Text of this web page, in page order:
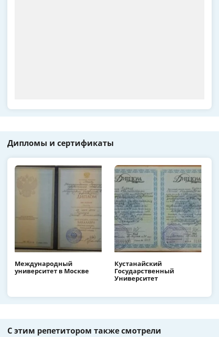
Дипломы и сертификаты
Международный
университет в Москве
Кустанайский
Государственный
Университет
С этим репетитором также смотрели